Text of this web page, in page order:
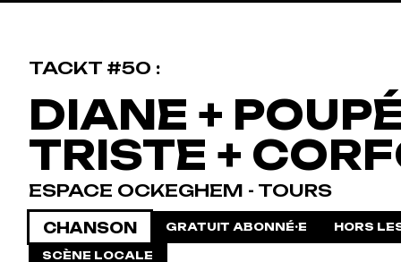
TACKT #50 :
DIANE +
TRISTE +
ESPACE OCKEGHEM - TOURS
CHANSON GRATUIT ABONNÉ·E HORS
SCÈNE LOCALE